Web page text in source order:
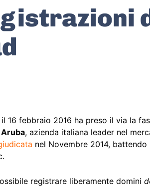
il 16 febbraio 2016 ha preso il via la
Aruba, azienda italiana leader nel
nel Novembre 2014,
registrare liberamente domini